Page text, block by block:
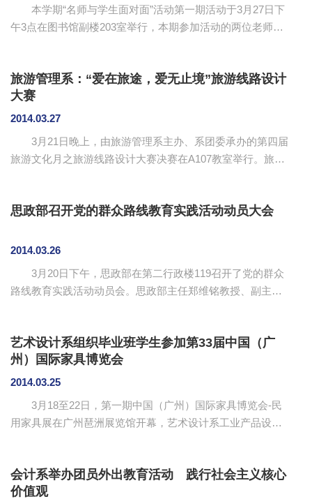
课程，同时加大力度增加翻译专业学生的实操训练以适应市
场的需求。胡光...
本学期“名师与学生面对面”活动第一期活动于3月27日下
午3点在图书馆副楼203室举行，本期参加活动的两位老师分
同学们主要从专业技能、就业形势、课外培训等方面向两位
老师咨询意见和建议。其中，谈论的最多是当前专业与今后
就业发展的相关问题，两位老师都提出自己的想法并给与建
他方面的东西、多阅读课外读物，注重提高自身素质和培养
专...
旅游管理系：“爱在旅途，爱无止境”旅游线路设计
大赛
2014.03.27
3月21日晚上，由旅游管理系主办、系团委承办的第四届
旅游文化月之旅游线路设计大赛决赛在A107教室举行。旅游
浙，说走就走”的旅途；第二组选手带我们观赏为期3天的“青
门”；第四组选手带我们感受“奇梦青海”；第五组选手的“向爱
彩；第六组选手与我们一同去寻找“隐藏在似水年华的爱”；第
七组...
思政部召开党的群众路线教育实践活动动员大会
2014.03.26
3月20日下午，思政部在第二行政楼119召开了党的群众
路线教育实践活动动员会。思政部主任郑维铭教授、副主任
路线教育实践活动的实施方案进行了解读，对活动作了详细
安排，并提出三点要求：第一，在思想上要高度重视，要把
这次活动置于党的建设和增强党员先进性的高度来理解和落
摆问题，对照典型，寻找差距，切实解决“四风”和师德师风方
面存在的问题...
艺术设计系组织毕业班学生参加第33届中国（广
州）国际家具博览会
2014.03.25
3月18至22日，第一期中国（广州）国际家具博览会-民
用家具展在广州琶洲展览馆开幕，艺术设计系工业产品设计
师、黄侃老师两位的悉心指导和精心挑选，最终选出五名学
生代表的作品参加了此次国际家具博览会的展览，分别是吴
会计系举办团员外出教育活动 践行社会主义核心
价值观